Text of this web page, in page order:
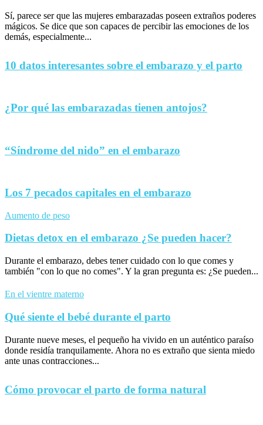
Sí, parece ser que las mujeres embarazadas poseen extraños poderes
mágicos. Se dice que son capaces de percibir las emociones de los
demás, especialmente...
10 datos interesantes sobre el embarazo y el parto
¿Por qué las embarazadas tienen antojos?
“Síndrome del nido” en el embarazo
Los 7 pecados capitales en el embarazo
Aumento de peso
Dietas detox en el embarazo ¿Se pueden hacer?
Durante el embarazo, debes tener cuidado con lo que comes y
también "con lo que no comes". Y la gran pregunta es: ¿Se pueden...
En el vientre materno
Qué siente el bebé durante el parto
Durante nueve meses, el pequeño ha vivido en un auténtico paraíso
donde residía tranquilamente. Ahora no es extraño que sienta miedo
ante unas contracciones...
Cómo provocar el parto de forma natural